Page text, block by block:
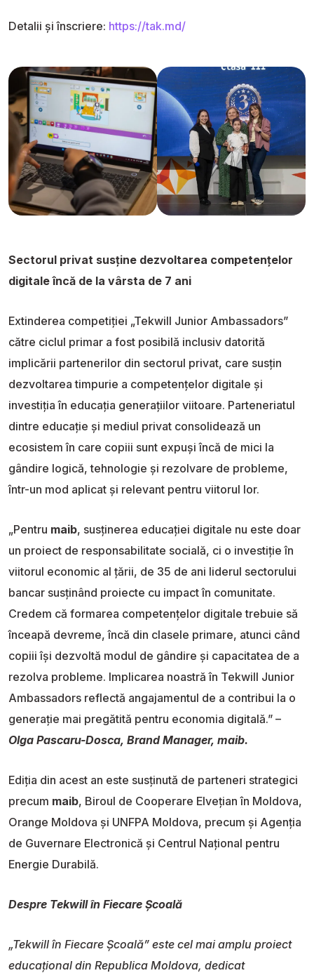
Detalii și înscriere: https://tak.md/
Sectorul privat susține dezvoltarea competențelor
digitale încă de la vârsta de 7 ani
Extinderea competiției „Tekwill Junior Ambassadors”
către ciclul primar a fost posibilă inclusiv datorită
implicării partenerilor din sectorul privat, care susțin
dezvoltarea timpurie a competențelor digitale și
investiția în educația generațiilor viitoare. Parteneriatul
dintre educație și mediul privat consolidează un
ecosistem în care copiii sunt expuși încă de mici la
gândire logică, tehnologie și rezolvare de probleme,
într-un mod aplicat și relevant pentru viitorul lor.
„Pentru maib, susținerea educației digitale nu este doar
un proiect de responsabilitate socială, ci o investiție în
viitorul economic al țării, de 35 de ani liderul sectorului
bancar susținând proiecte cu impact în comunitate.
Credem că formarea competențelor digitale trebuie să
înceapă devreme, încă din clasele primare, atunci când
copiii își dezvoltă modul de gândire și capacitatea de a
rezolva probleme. Implicarea noastră în Tekwill Junior
Ambassadors reflectă angajamentul de a contribui la o
generație mai pregătită pentru economia digitală.” –
Olga Pascaru-Dosca, Brand Manager, maib.
Ediția din acest an este susținută de parteneri strategici
precum maib, Biroul de Cooperare Elvețian în Moldova,
Orange Moldova și UNFPA Moldova, precum și Agenția
de Guvernare Electronică și Centrul Național pentru
Energie Durabilă.
Despre Tekwill în Fiecare Școală
„Tekwill în Fiecare Școală” este cel mai amplu proiect
educațional din Republica Moldova, dedicat